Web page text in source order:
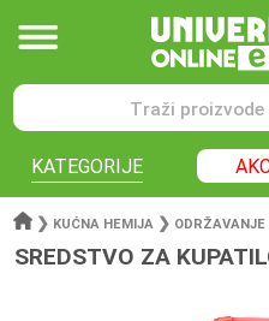
KATEGORIJE
❯ KUĆNA HEMIJA ❯ ODRŽAVANJE
SREDSTVO ZA